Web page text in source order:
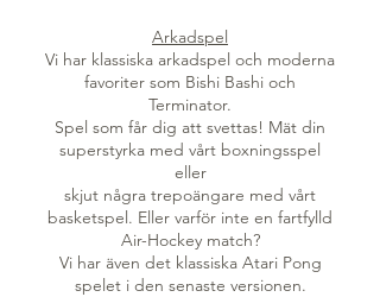
Arkadspel
Vi har klassiska arkadspel och moderna
favoriter som Bishi Bashi och
Terminator.
Spel som får dig att svettas! Mät din
superstyrka med vårt boxningsspel
eller
skjut några trepoängare med vårt
basketspel. Eller varför inte en fartfylld
Air-Hockey match?
Vi har även det klassiska Atari Pong
spelet i den senaste versionen.